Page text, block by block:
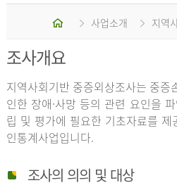
홈 사업소개 지역
조사개요
지역사회기반 중증외상조사는 중증
인한 장애·사망 등의 관련 요인을
립 및 평가에 필요한 기초자료를
인통계사업입니다.
조사의 의의 및 대상